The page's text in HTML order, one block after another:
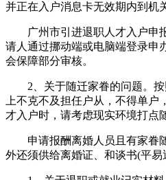
并正在入户消息卡无效期内到机
广州市引进退职人才入户申
请人通过挪动端或电脑端登录申
会保障部分审核。
2、关于随迁家眷的问题。按
上不克不及担任户从，不得单户
才入户时，请考虑现实环境打点
申请报酬离婚人员且有家眷
外还须供给离婚证、和谈书(平易